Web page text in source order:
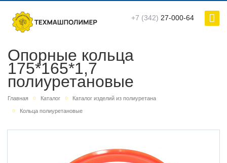
+7 (342) 27-000-64
Опорные кольца
175*165*1,7
полиуретановые
Главная Каталог Каталог изделий из полиуретана
Кольца полиуретановые